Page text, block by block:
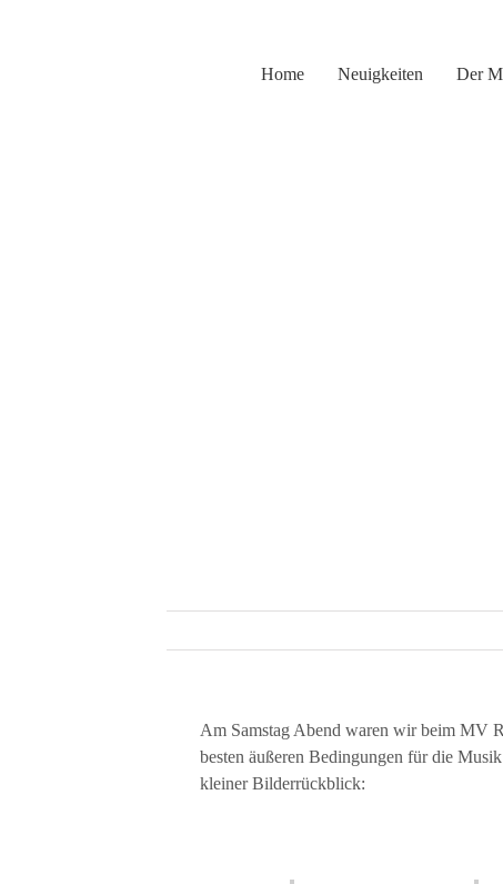
Home Neuigkeiten Der
Am Samstag Abend waren wir beim MV
besten äußeren Bedingungen für die
kleiner Bilderrückblick: